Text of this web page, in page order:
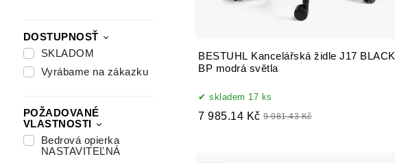
DOSTUPNOSŤ
SKLADOM
Vyrábame na zákazku
POŽADOVANÉ
VLASTNOSTI
Bedrová opierka
NASTAVITEĽNÁ
BESTUHL Kancelářská židle J17 BLACK
BP modrá světla
skladem 17 ks
7 985.14 Kč 9 981.43 Kč